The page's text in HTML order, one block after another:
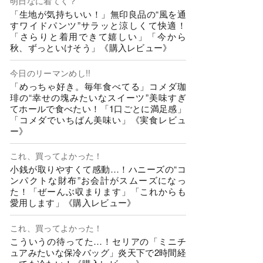
「生地が気持ちいい！」無印良品の“風を通
すワイドパンツ”サラッと涼しくて快適！
「さらりと着用できて嬉しい」「今から
秋、ずっといけそう」《購入レビュー》
今日のリーマンめし!!
「めっちゃ好き。毎年食べてる」コメダ珈
琲の“幸せの塊みたいなスイーツ”美味すぎ
てホールで食べたい！「1口ごとに満足感」
「コメダでいちばん美味い」《実食レビュ
ー》
これ、買ってよかった！
小銭が取りやすくて感動…！ハニーズの“コ
ンパクトな財布”お会計がスムーズになっ
た！「ぜーんぶ収まります」「これからも
愛用します」《購入レビュー》
これ、買ってよかった！
こういうの待ってた…！セリアの「ミニチ
ュアみたいな保冷バッグ」炎天下で2時間経